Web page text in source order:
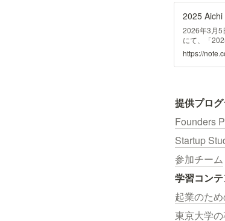
2026年3月5
にて、「
Day）」が
果発表の様
https://
提供プロ
Founders
Startup
参加チーム
学習コン
起業のた
東京大学